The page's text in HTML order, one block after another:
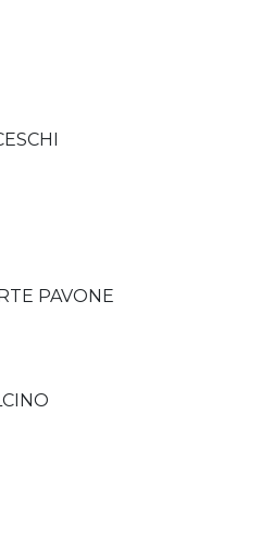
PAVONE